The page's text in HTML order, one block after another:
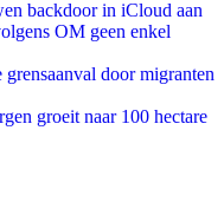
backdoor in iCloud aan
OM geen enkel
door migranten
groeit naar 100 hectare